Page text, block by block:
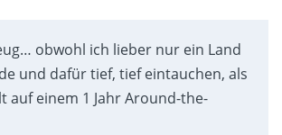
obwohl ich lieber nur ein Land
und dafür tief, tief eintauchen, als
auf einem 1 Jahr Around-the-